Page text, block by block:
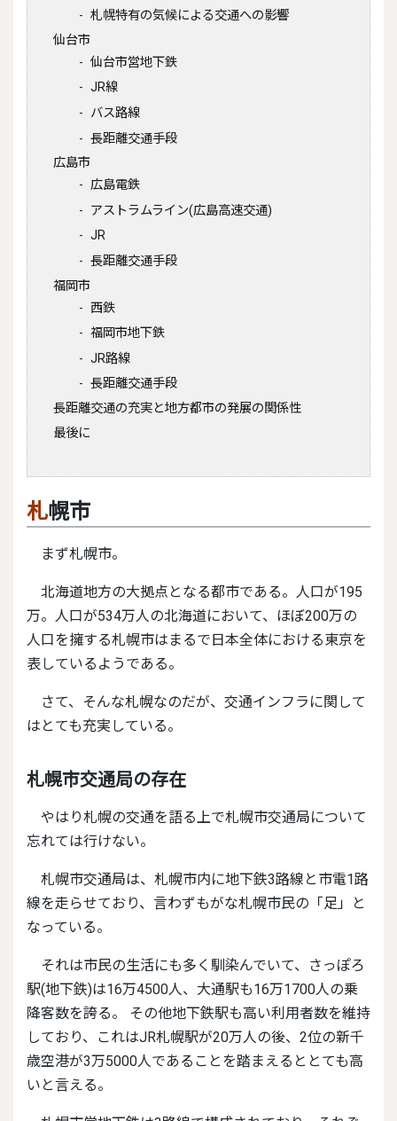
札幌特有の気候による交通への影響
仙台市
仙台市営地下鉄
JR線
バス路線
長距離交通手段
広島市
広島電鉄
アストラムライン(広島高速交通)
JR
長距離交通手段
福岡市
西鉄
福岡市地下鉄
JR路線
長距離交通手段
長距離交通の充実と地方都市の発展の関係性
最後に
札幌市
まず札幌市。
北海道地方の大拠点となる都市である。人口が195
万。人口が534万人の北海道において、ほぼ200万の
人口を擁する札幌市はまるで日本全体における東京を
表しているようである。
さて、そんな札幌なのだが、交通インフラに関して
はとても充実している。
札幌市交通局の存在
やはり札幌の交通を語る上で札幌市交通局について
忘れては行けない。
札幌市交通局は、札幌市内に地下鉄3路線と市電1路
線を走らせており、言わずもがな札幌市民の「足」と
なっている。
それは市民の生活にも多く馴染んでいて、さっぽろ
駅(地下鉄)は16万4500人、大通駅も16万1700人の乗
降客数を誇る。 その他地下鉄駅も高い利用者数を維持
しており、これはJR札幌駅が20万人の後、2位の新千
歳空港が3万5000人であることを踏まえるととても高
いと言える。